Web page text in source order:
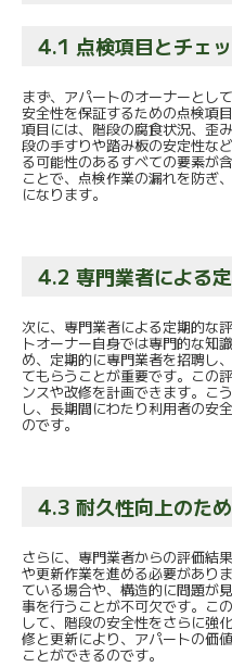
4.1 点検項目とチェ
まず、アパートのオーナーとし
安全性を保証するための点検項
項目には、階段の腐食状況、歪
段の手すりや踏み板の安定性な
る可能性のあるすべての要素が
ことで、点検作業の漏れを防ぎ
になります。
4.2 専門業者による
次に、専門業者による定期的な
トオーナー自身では専門的な知
め、定期的に専門業者を招聘し
てもらうことが重要です。この
ンスや改修を計画できます。こ
し、長期間にわたり利用者の安
のです。
4.3 耐久性向上のた
さらに、専門業者からの評価結
や更新作業を進める必要があり
ている場合や、構造的に問題が
事を行うことが不可欠です。こ
して、階段の安全性をさらに強
修と更新により、アパートの価
ことができるのです。